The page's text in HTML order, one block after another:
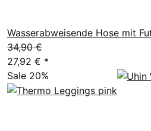
Wasserabweisende Hose mit
34,90 €
27,92 € *
Sale 20%